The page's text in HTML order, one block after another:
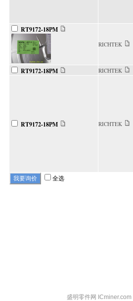
RT9172-18PM
RICHTEK
RT9172-18PM RICHTEK
RT9172-18PM RICHTEK
全选
盛明零件网 ICminer.com